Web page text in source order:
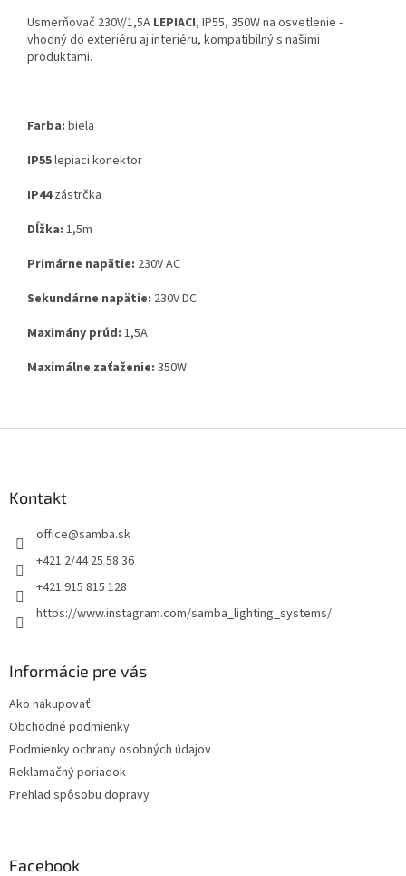
Usmerňovač 230V/1,5A LEPIACI, IP55, 350W na osvetlenie -
vhodný do exteriéru aj interiéru, kompatibilný s našimi
produktami.
Farba: biela
IP55lepiaci konektor
IP44zástrčka
Dĺžka: 1,5m
Primárne napätie: 230V AC
Sekundárne napätie: 230V DC
Maximány prúd: 1,5A
Maximálne zaťaženie: 350W
Kontakt
office@samba.sk
+421 2/44 25 58 36
+421 915 815 128
https://www.instagram.com/samba_lighting_systems/
Informácie pre vás
Ako nakupovať
Obchodné podmienky
Podmienky ochrany osobných údajov
Reklamačný poriadok
Prehlad spôsobu dopravy
Facebook